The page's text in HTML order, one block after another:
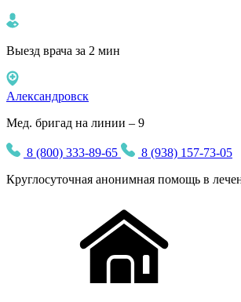
Выезд врача за 2 мин
Александровск
Мед. бригад на линии – 9
8 (800) 333-89-65
8 (938) 157-73-05
Круглосуточная анонимная помощь в